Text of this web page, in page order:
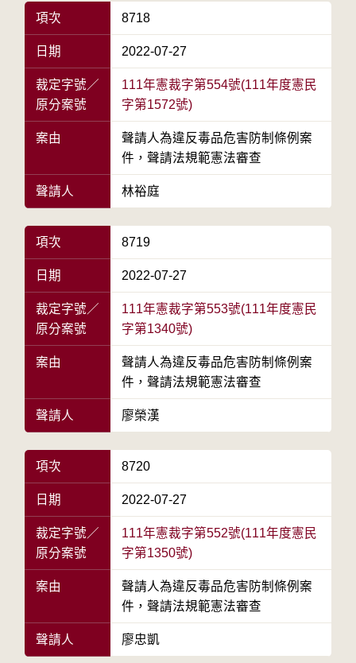
項次 8718
日期 2022-07-27
裁定字號／
原分案號
111年憲裁字第554號(111年度憲民
字第1572號)
案由
聲請人為違反毒品危害防制條例案
件，聲請法規範憲法審查
聲請人 林裕庭
項次 8719
日期 2022-07-27
裁定字號／
原分案號
111年憲裁字第553號(111年度憲民
字第1340號)
案由
聲請人為違反毒品危害防制條例案
件，聲請法規範憲法審查
聲請人 廖榮漢
項次 8720
日期 2022-07-27
裁定字號／
原分案號
111年憲裁字第552號(111年度憲民
字第1350號)
案由
聲請人為違反毒品危害防制條例案
件，聲請法規範憲法審查
聲請人 廖忠凱